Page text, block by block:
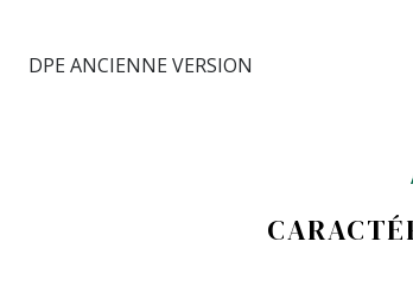
DPE ANCIENNE VERSION